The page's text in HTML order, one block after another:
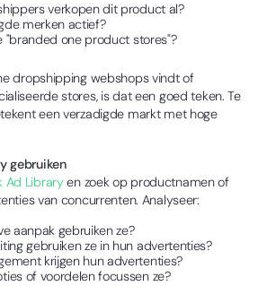
verkopen dit product al?
merken actief?
"branded one product stores"?
dropshipping webshops vindt of
stores, is dat een goed teken. Te
een verzadigde markt met hoge
gebruiken
Ad Libraryen zoek op productnamen of
van concurrenten. Analyseer:
aanpak gebruiken ze?
gebruiken ze in hun advertenties?
krijgen hun advertenties?
of voordelen focussen ze?